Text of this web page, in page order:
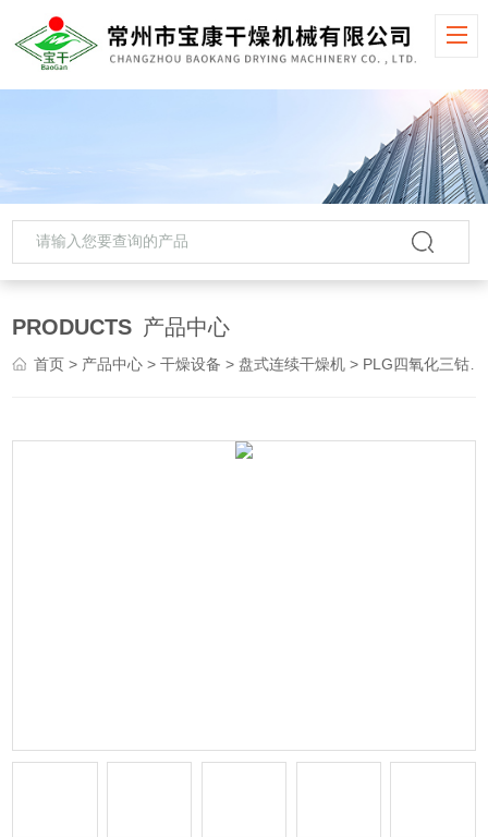
PRODUCTS 产品中心
首页 > 产品中心 >干燥设备 > 盘式连续干燥机 > PLG四氧化三钴盘式连续干燥机